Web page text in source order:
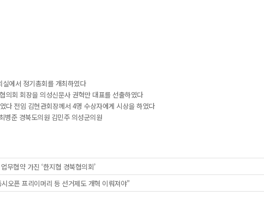
에서 정기총회를 개최하였다
의회 회장을 의성신문사 권혁만 대표를 선출하였다
다 전임 김현관회장께서 4명 수상자에게 시상을 하였다
병준 경북도의원 김민주 의성군의원
무협약 가진 ‘한지협 경북협의회’
오픈 프리이머리 등 선거제도 개혁 이뤄져야"